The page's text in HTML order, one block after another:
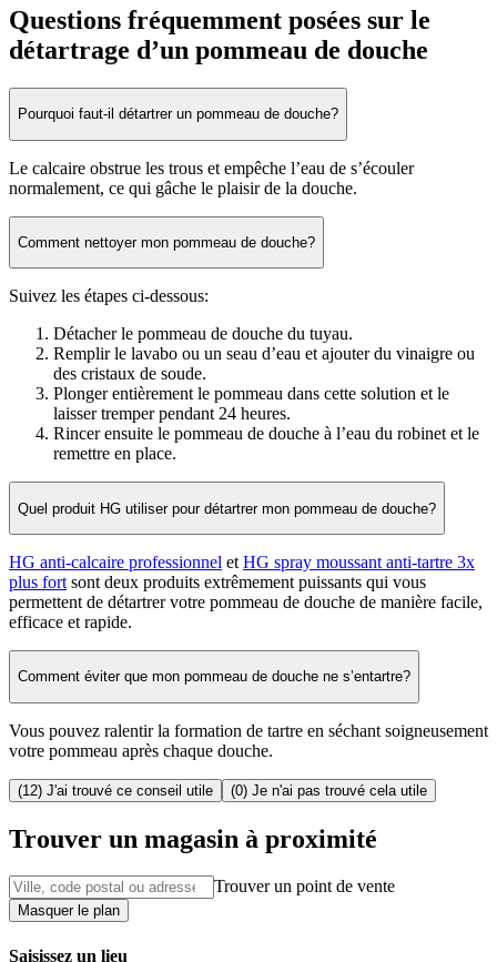
Questions fréquemment posées sur le
détartrage d’un pommeau de douche
Pourquoi faut-il détartrer un pommeau de douche?
Le calcaire obstrue les trous et empêche l’eau de s’écouler
normalement, ce qui gâche le plaisir de la douche.
Comment nettoyer mon pommeau de douche?
Suivez les étapes ci-dessous:
Détacher le pommeau de douche du tuyau.
Remplir le lavabo ou un seau d’eau et ajouter du vinaigre ou
des cristaux de soude.
Plonger entièrement le pommeau dans cette solution et le
laisser tremper pendant 24 heures.
Rincer ensuite le pommeau de douche à l’eau du robinet et le
remettre en place.
Quel produit HG utiliser pour détartrer mon pommeau de douche?
HG anti-calcaire professionnel et HG spray moussant anti-tartre 3x
plus fort sont deux produits extrêmement puissants qui vous
permettent de détartrer votre pommeau de douche de manière facile,
efficace et rapide.
Comment éviter que mon pommeau de douche ne s’entartre?
Vous pouvez ralentir la formation de tartre en séchant soigneusement
votre pommeau après chaque douche.
(12) J'ai trouvé ce conseil utile (0) Je n'ai pas trouvé cela utile
Trouver un magasin à proximité
Trouver un point de vente
Masquer le plan
Saisissez un lieu